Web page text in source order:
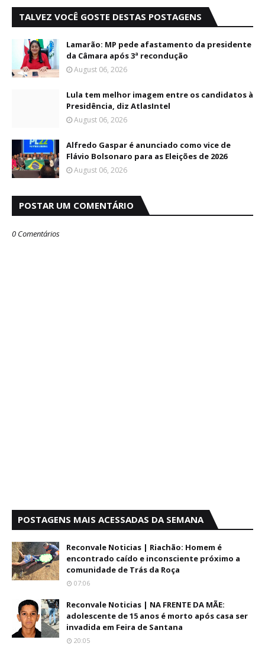
TALVEZ VOCÊ GOSTE DESTAS POSTAGENS
Lamarão: MP pede afastamento da presidente
da Câmara após 3ª recondução
August 06, 2026
Lula tem melhor imagem entre os candidatos à
Presidência, diz AtlasIntel
August 06, 2026
Alfredo Gaspar é anunciado como vice de
Flávio Bolsonaro para as Eleições de 2026
August 06, 2026
POSTAR UM COMENTÁRIO
0 Comentários
POSTAGENS MAIS ACESSADAS DA SEMANA
Reconvale Noticias | Riachão: Homem é
encontrado caído e inconsciente próximo a
comunidade de Trás da Roça
07:06
Reconvale Noticias | NA FRENTE DA MÃE:
adolescente de 15 anos é morto após casa ser
invadida em Feira de Santana
20:05